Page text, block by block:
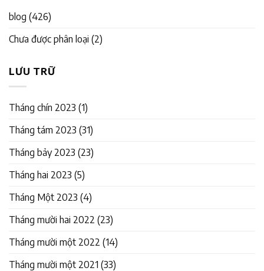
blog (426)
Chưa được phân loại (2)
LƯU TRỮ
Tháng chín 2023 (1)
Tháng tám 2023 (31)
Tháng bảy 2023 (23)
Tháng hai 2023 (5)
Tháng Một 2023 (4)
Tháng mười hai 2022 (23)
Tháng mười một 2022 (14)
Tháng mười một 2021 (33)